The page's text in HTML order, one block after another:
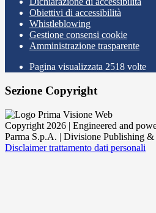
Obiettivi di accessibilità
Whistleblowing
Gestione consensi cookie
Amministrazione trasparente
Pagina visualizzata 2518 volte
Sezione Copyright
Copyright 2026 | Engineered and
Parma S.p.A. | Divisione Publishing
Disclaimer trattamento dati personali